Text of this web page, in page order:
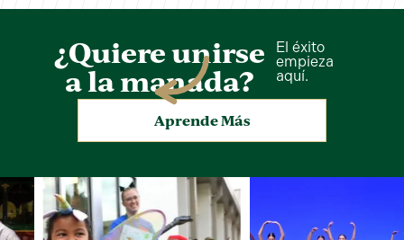
¿Quiere unirse
a la manada?
El éxito
empieza
aquí.
Aprende Más